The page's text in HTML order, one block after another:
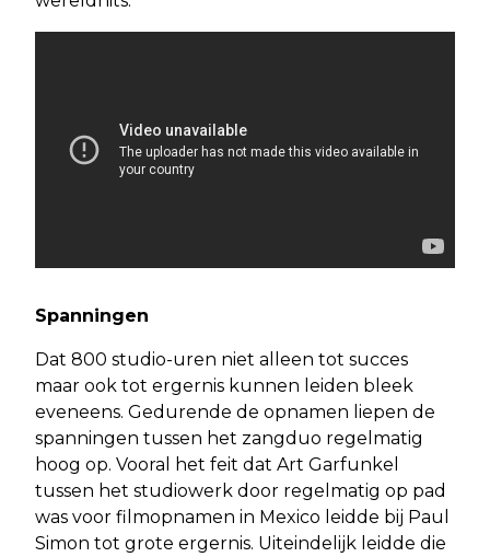
Spanningen
Dat 800 studio-uren niet alleen tot succes
maar ook tot ergernis kunnen leiden bleek
eveneens. Gedurende de opnamen liepen de
spanningen tussen het zangduo regelmatig
hoog op. Vooral het feit dat Art Garfunkel
tussen het studiowerk door regelmatig op pad
was voor filmopnamen in Mexico leidde bij Paul
Simon tot grote ergernis. Uiteindelijk leidde die